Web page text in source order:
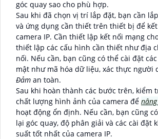
góc quay sao cho phù hợp.
Sau khi đã chọn vị trí lắp đặt, bạn cần
và ứng dụng cần thiết trên thiết bị để
camera IP. Cần thiết lập kết nối mạng
thiết lập các cấu hình cần thiết như địa
nối. Nếu cần, bạn cũng có thể cài đặt
mật như mã hóa dữ liệu, xác thực người
Đảm an toàn.
Sau khi hoàn thành các bước trên, kiểm
chất lượng hình ảnh của camera để
hoạt động ổn định. Nếu cần, bạn cũng
lại góc quay, độ phân giải và các cài đặt
suất tốt nhất của camera IP.